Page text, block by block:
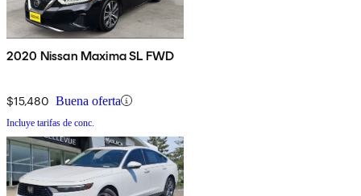
2020 Nissan Maxima SL FWD
$15,480 Buena oferta
Incluye tarifas de conc.